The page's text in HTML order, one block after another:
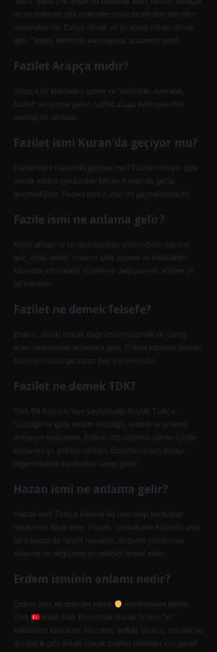
ve muhakeme gibi erdemler insan tarafından edinilen
üstünlüklerdir. Evliya olmak ve iyi ahlak sahibi olmak
gibi. ‘Tefani’ birbiriyle kaynaşmak anlamına gelir.
Fazilet Arapça mıdır?
Arapça fḍl kökünden gelen ve “üstünlük, ayrıcalık,
fazilet” anlamına gelen faḍīlat فضيلة kelimesinden
alınmış bir alıntıdır.
Fazilet ismi Kuran’da geçiyor mu?
Fazilet ismi Kuran’da geçiyor mu? Fazilet ismiyle ilgili
merak edilen sorulardan biri de Kuran’da geçip
geçmediğidir. Fazilet ismi Kuran’da geçmemektedir.
Fazile ismi ne anlama gelir?
Kişiyi ahlaki ve iyi davranmaya yönlendiren manevi
güç, iyilik, ahlak. İnsanın iyilik yapma ve kötülükten
kaçınma yönündeki sürekli ve değişmeyen eğilimi iyi
bir niteliktir.
Fazilet ne demek felsefe?
Erdem, ahlaki olarak doğru olanı yapmak ve yanlış
olanı yapmamak anlamına gelir. Erdem kavramı felsefe
tarihinin başlangıcından beri var olmuştur.
Fazilet ne demek TDK?
Türk Dil Kurumu’nun yayımladığı Büyük Türkçe
Sözlüğü’ne göre erdem sözcüğü, erdem ve erdemli
anlayışın toplamıdır. Erdem sözcüğünün cümle içinde
kullanımı şu şekilde olabilir; Erdemlerinden dolayı,
diğer insanlar tarafından saygı görür.
Hazan ismi ne anlama gelir?
Hazan ismi Türkçe kökenli bir isim olup sonbahar
mevsimini ifade eder. Hazan, sonbaharın hüzünlü ama
bir o kadar da neşeli havasını, doğanın yenilenme
sürecini ve değişimin güzelliğini temsil eder.
Erdem isminin anlamı nedir?
Erdem ismi en popüler erkek
isimlerinden biridir.
Türk
kökenlidir. Etimolojik olarak Türkçe “er”
kökünden türemiştir. Nezaket, şefkat, tevazu, cesaret ve
dürüstlük gibi ahlaki olarak övülen nitelikler için genel